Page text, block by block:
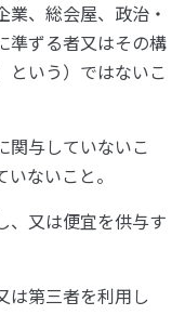
業、総会屋、政治・
準ずる者又はその構
という）ではないこ
関与していないこ
ないこと。
、又は便宜を供与す
は第三者を利用し